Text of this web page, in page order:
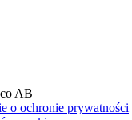
AB
o ochronie prywatności